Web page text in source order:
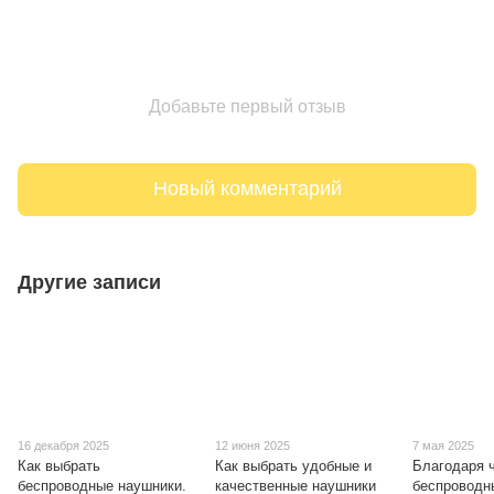
Добавьте первый отзыв
Новый комментарий
Другие записи
16 декабря 2025
Как выбрать
беспроводные наушники.
12 июня 2025
Как выбрать удобные и
качественные наушники
7 мая 2025
Благодаря